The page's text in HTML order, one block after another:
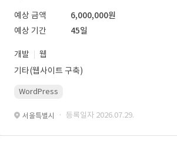
예상 금액
6,000,000원
예상 기간
45일
개발
웹
기타(웹사이트 구축)
WordPress
서울특별시 · 등록일자 2026.07.29.